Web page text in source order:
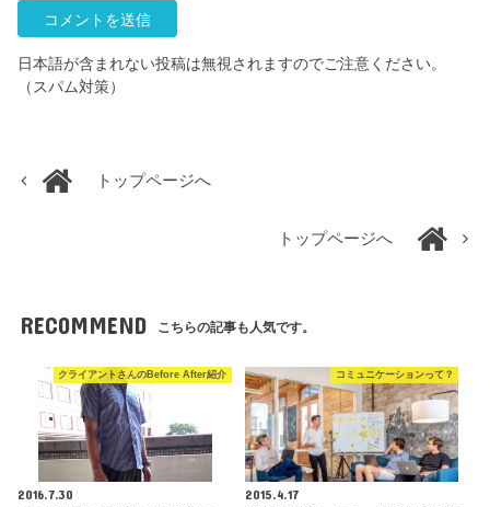
日本語が含まれない投稿は無視されますのでご注意ください。
（スパム対策）
トップページへ
トップページへ
RECOMMEND こちらの記事も人気です。
クライアントさんのBefore After紹介
2016.7.30
コミュニケーションって？
2015.4.17